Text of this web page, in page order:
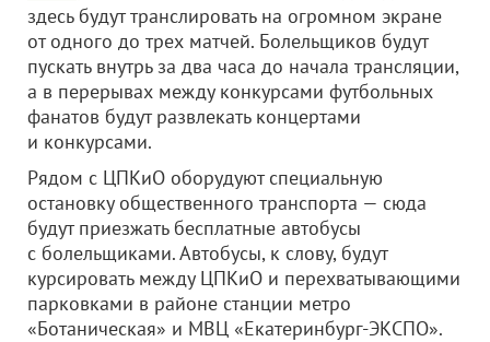
здесь будут транслировать на огромном экране
от одного до трех матчей. Болельщиков будут
пускать внутрь за два часа до начала трансляции,
а в перерывах между конкурсами футбольных
фанатов будут развлекать концертами
и конкурсами.
Рядом с ЦПКиО оборудуют специальную
остановку общественного транспорта — сюда
будут приезжать бесплатные автобусы
с болельщиками. Автобусы, к слову, будут
курсировать между ЦПКиО и перехватывающими
парковками в районе станции метро
«Ботаническая» и МВЦ «Екатеринбург-ЭКСПО».